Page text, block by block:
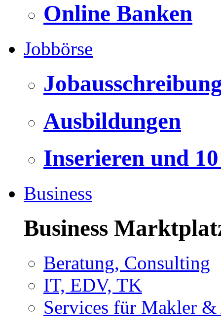
Online Banken
Jobbörse
Ausbildungen
Inserieren und
Business
Business
Beratung, Consulting
IT, EDV, TK
Services für Makler &